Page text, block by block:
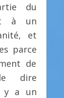
du
à un
et
parce
de
dire
y a un